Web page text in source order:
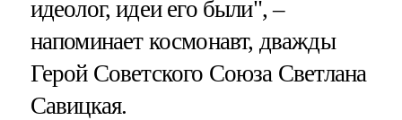
идеолог, идеи его были", –
напоминает космонавт, дважды
Герой Советского Союза Светлана
Савицкая.